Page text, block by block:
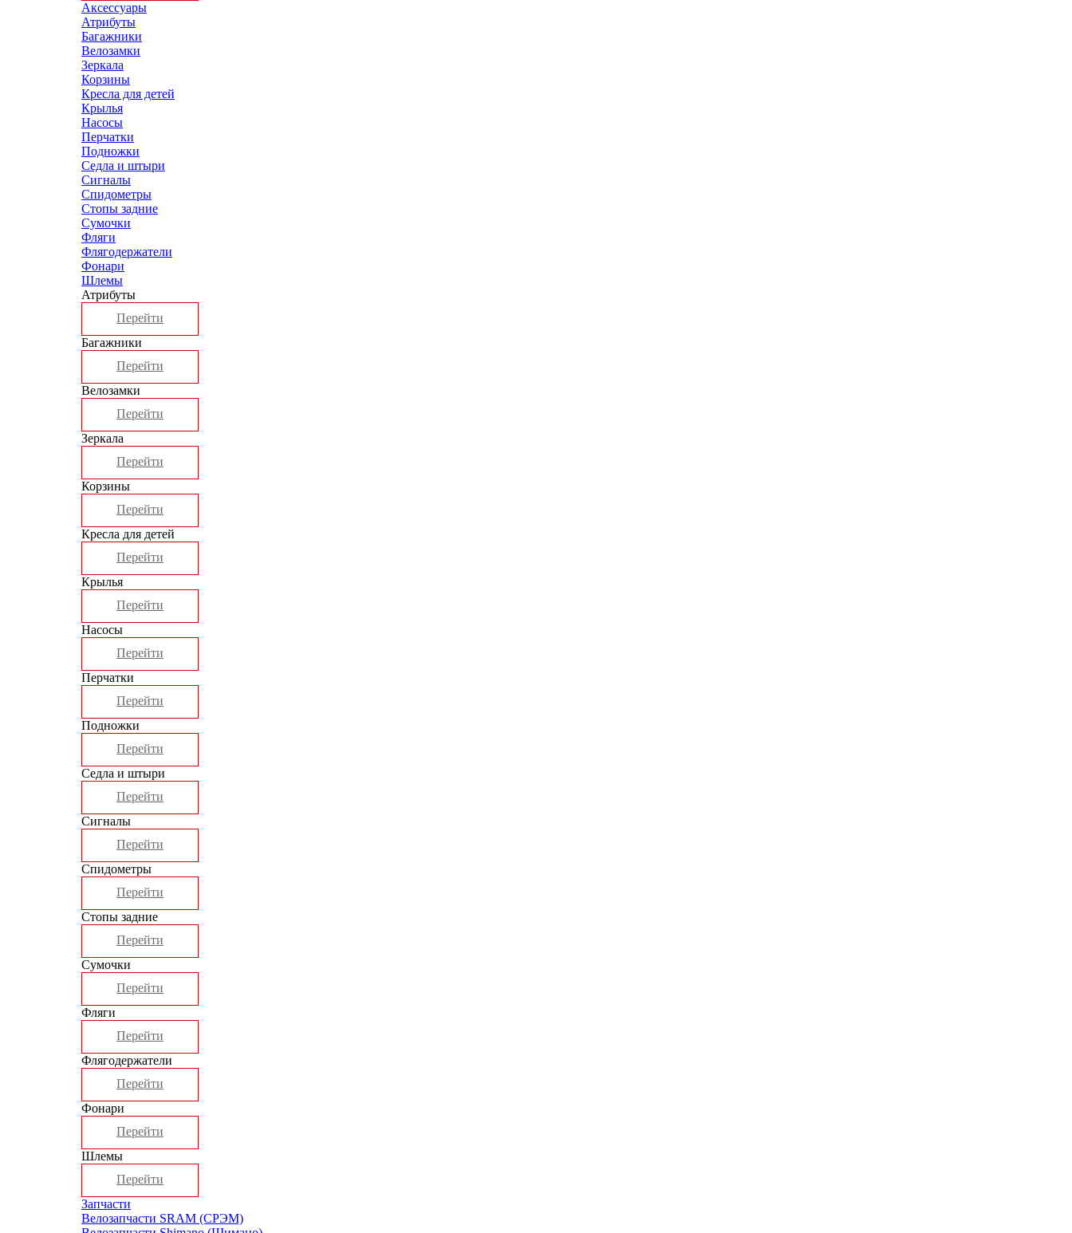
Аксессуары
Атрибуты
Багажники
Велозамки
Зеркала
Корзины
Кресла для детей
Крылья
Насосы
Перчатки
Подножки
Седла и штыри
Сигналы
Спидометры
Стопы задние
Сумочки
Фляги
Флягодержатели
Фонари
Шлемы
Атрибуты
Перейти
Багажники
Перейти
Велозамки
Перейти
Зеркала
Перейти
Корзины
Перейти
Кресла для детей
Перейти
Крылья
Перейти
Насосы
Перейти
Перчатки
Перейти
Подножки
Перейти
Седла и штыри
Перейти
Сигналы
Перейти
Спидометры
Перейти
Стопы задние
Перейти
Сумочки
Перейти
Фляги
Перейти
Флягодержатели
Перейти
Фонари
Перейти
Шлемы
Перейти
Запчасти
Велозапчасти SRAM (СРЭМ)